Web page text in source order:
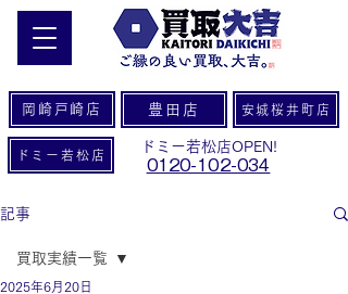
岡崎戸崎店 豊田店 安城桜井町店
ドミー若松店
ドミー若松店OPEN!
0120-102-034
記事
買取実績一覧
2025年6月20日